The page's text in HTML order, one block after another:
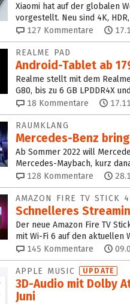
Xiaomi hat auf der globalen
vorgestellt. Neu sind 4K,
127 Kommentare
REALME PAD
Android-Tablet ab
Realme stellt mit dem
G80, bis zu 6 GB LPDDR4X
18 Kommentare
RAUMKLANG
Mercedes-Benz
Ab Sommer 2022 will
Mercedes-Maybach, kurz
128 Kommentare
AMAZON FIRE TV STICK
Schnelleres
Der neue Amazon Fire TV
mit Wi-Fi 6 auf den aktuellen
145 Kommentare
APPLE MUSIC UPDATE
3D-Audio mit Dolby
Juni